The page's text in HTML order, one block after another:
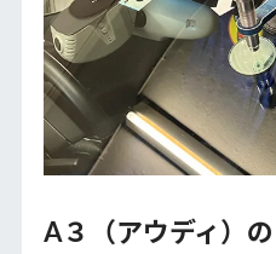
A３（アウディ）